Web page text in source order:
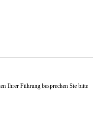
Ihrer Führung besprechen Sie bitte